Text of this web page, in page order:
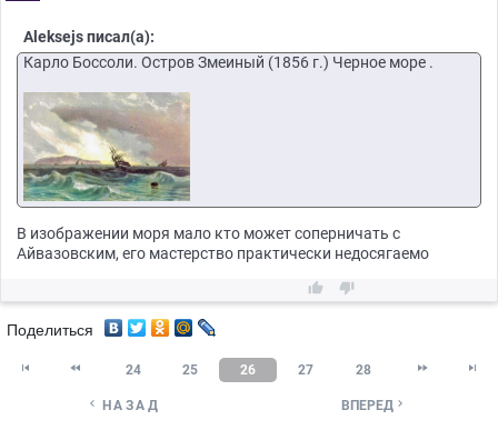
Aleksejs писал(а):
Карло Боссоли. Остров Змеиный (1856 г.) Черное море .
В изображении моря мало кто может соперничать с
Айвазовским, его мастерство практически недосягаемо
 
Поделиться
  24 25 26 27 28  
 НАЗАД ВПЕРЕД 